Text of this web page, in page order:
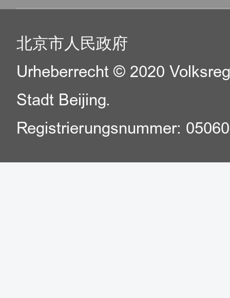
北京市人民政府
Urheberrecht © 2020
Stadt Beijing.
Registrierungsnummer: